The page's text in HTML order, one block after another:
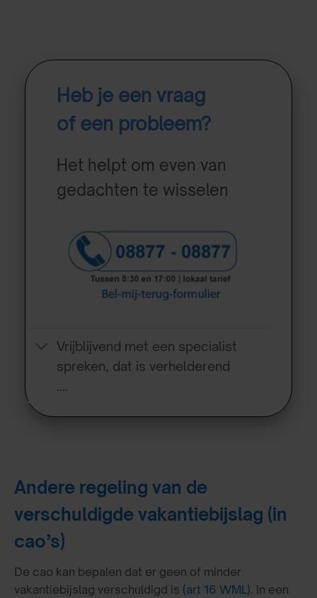
Heb je een vraag
of een probleem?
Het helpt om even van
gedachten te wisselen
Vrijblijvend met een specialist
spreken, dat is verhelderend
….
Andere regeling van de
verschuldigde vakantiebijslag (in
cao’s)
De cao kan bepalen dat er geen of minder
vakantiebijslag verschuldigd is (art 16 WML). In een